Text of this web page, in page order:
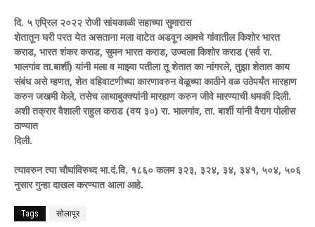
दि. ५ एप्रिल २०२२ रोजी सांयकाळी सहाच्या सुमारास
शेतातून घरी परत येत असताना मला वाटेत अडवून आमचेगांवातील किशोर भारत
कराड, भारत शंकर कराड, सुमनभारत कराड, उज्वला किशोर कराड (सर्व रा.
भालगांवता.बार्शी) यांनी मला व माझ्या पतीला तू शेतात का नांगरले, तुझा शेतात काय
संबंध असे म्हणत, शेत वहिवाटणीच्याकारणावरुन वेळूच्या काठीने वळ उठेपर्यंत मारहाण
करुनजखमी केले, तसेच लाथाबुक्क्यांनी मारहाण करुन जीवेमारण्याची धमकी दिली.
अशी तक्रार वैशाली राहुल कराड (वय ३०) रा. भालगांव, ता. बार्शी यांनी वैराग पोलीस
ठाण्यात
दिली.
त्यावरुन त्या चौघांविरुध्द भा.दं.वि. १८६० कलम ३२३, ३२४, ३४, ३४१, ५०४, ५०६
नुसार गुन्हा दाखल करण्यात आलाआहे.
Tags सोलापूर